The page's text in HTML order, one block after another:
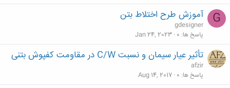
G آموزش طرح اختلاط بتن
gdesigner
پاسخ ها 0
Jan 24, 2023
تأثیر عیار سیمان و نسبت C/W در مقاومت کفپوش بتنی
afzir
پاسخ ها 0
Aug 14, 2017